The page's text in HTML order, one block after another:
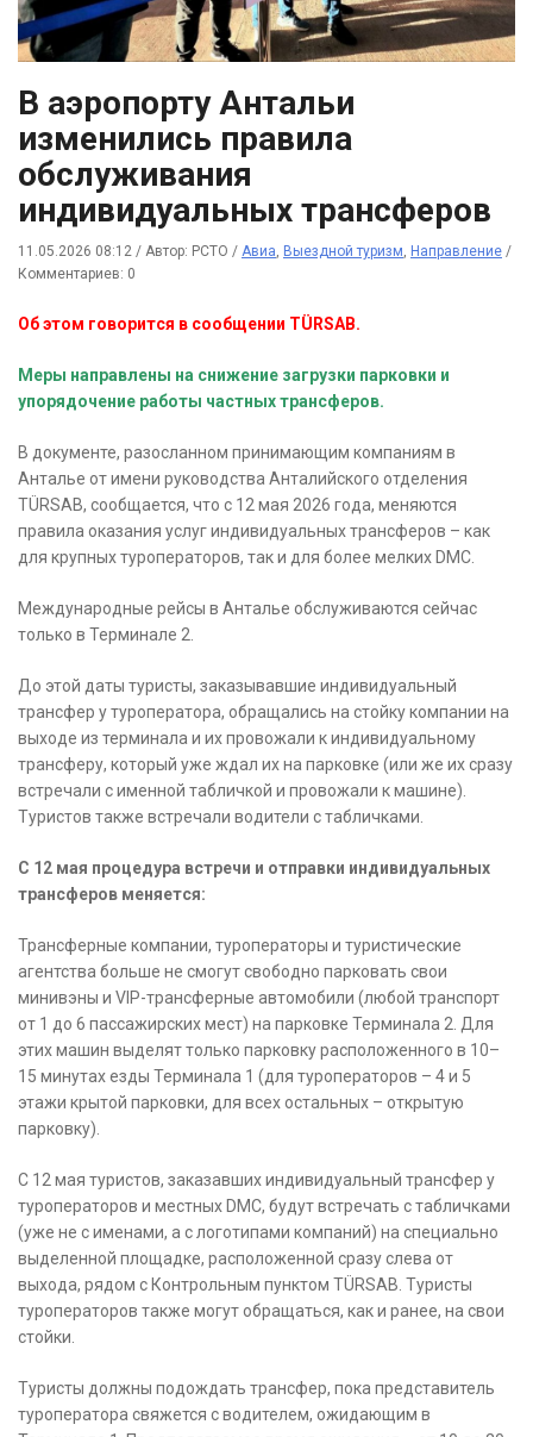
В аэропорту Антальи
изменились правила
обслуживания
индивидуальных трансферов
11.05.2026 08:12 / Автор: РСТО / Авиа, Выездной туризм, Направление /
Комментариев: 0
Об этом говорится в сообщении TÜRSAB.
Меры направлены на снижение загрузки парковки и
упорядочение работы частных трансферов.
В документе, разосланном принимающим компаниям в
Анталье от имени руководства Анталийского отделения
TÜRSAB, сообщается, что с 12 мая 2026 года, меняются
правила оказания услуг индивидуальных трансферов – как
для крупных туроператоров, так и для более мелких DMC.
Международные рейсы в Анталье обслуживаются сейчас
только в Терминале 2.
До этой даты туристы, заказывавшие индивидуальный
трансфер у туроператора, обращались на стойку компании на
выходе из терминала и их провожали к индивидуальному
трансферу, который уже ждал их на парковке (или же их сразу
встречали с именной табличкой и провожали к машине).
Туристов также встречали водители с табличками.
С 12 мая процедура встречи и отправки индивидуальных
трансферов меняется:
Трансферные компании, туроператоры и туристические
агентства больше не смогут свободно парковать свои
минивэны и VIP-трансферные автомобили (любой транспорт
от 1 до 6 пассажирских мест) на парковке Терминала 2. Для
этих машин выделят только парковку расположенного в 10–
15 минутах езды Терминала 1 (для туроператоров – 4 и 5
этажи крытой парковки, для всех остальных – открытую
парковку).
С 12 мая туристов, заказавших индивидуальный трансфер у
туроператоров и местных DMC, будут встречать с табличками
(уже не с именами, а с логотипами компаний) на специально
выделенной площадке, расположенной сразу слева от
выхода, рядом с Контрольным пунктом TÜRSAB. Туристы
туроператоров также могут обращаться, как и ранее, на свои
стойки.
Туристы должны подождать трансфер, пока представитель
туроператора свяжется с водителем, ожидающим в